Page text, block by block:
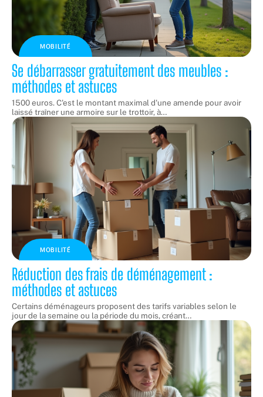
MOBILITÉ
Se débarrasser gratuitement des meubles :
méthodes et astuces
1500 euros. C'est le montant maximal d'une amende pour avoir
laissé traîner une armoire sur le trottoir, à…
MOBILITÉ
Réduction des frais de déménagement :
méthodes et astuces
Certains déménageurs proposent des tarifs variables selon le
jour de la semaine ou la période du mois, créant…